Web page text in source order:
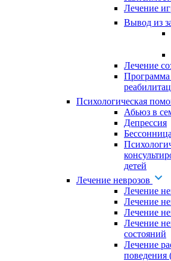
Лечение
Вывод из
Лечение
Программа
Психологическая
Абьюз в
Депрессия
Бессонница
детей
Лечение неврозов
Лечение
Лечение
Лечение
Лечение
состояний
Лечение